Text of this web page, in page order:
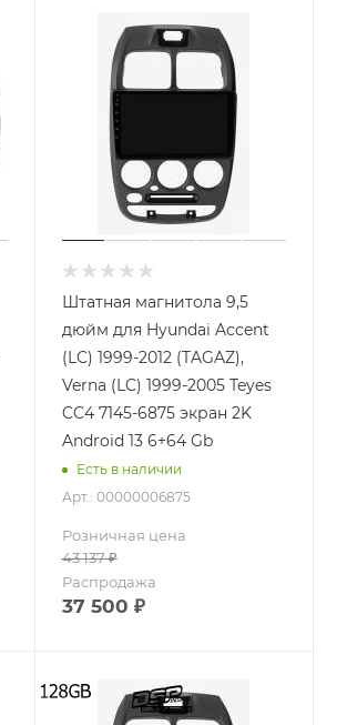
Штатная магнитола 9,5
дюйм для Hyundai Accent
(LC) 1999-2012 (TAGAZ),
Verna (LC) 1999-2005 Teyes
CC4 7145-6875 экран 2K
Android 13 6+64 Gb
Есть в наличии
Арт.: 00000006875
Розничная цена
43 137₽
Распродажа
37 500 ₽